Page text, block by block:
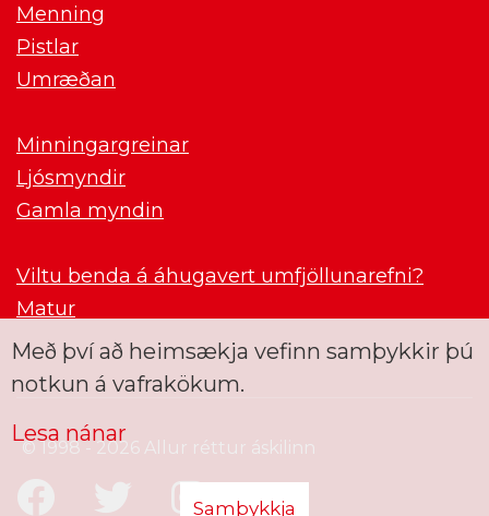
Menning
Pistlar
Umræðan
Minningargreinar
Ljósmyndir
Gamla myndin
Viltu benda á áhugavert umfjöllunarefni?
Matur
© 1998 - 2026 Allur réttur áskilinn
Með því að heimsækja vefinn samþykkir þú
notkun á vafrakökum.
Lesa nánar
Samþykkja